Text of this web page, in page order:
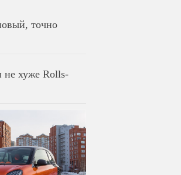
точно
хуже Rolls-